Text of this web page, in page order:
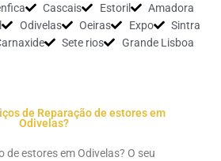
Cascais Estoril
Amadora
Odivelas Oeiras Expo
Sintra
Sete rios
Grande Lisboa
de Reparação de estores em
Odivelas?
de estores em Odivelas? O seu